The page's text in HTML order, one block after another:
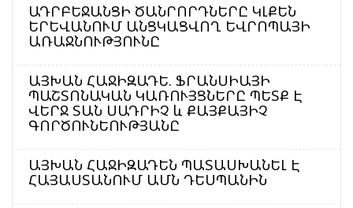
ԱԴՐԲԵՋԱՆՑԻ ԾԱՆՐՈՐԴՆԵՐԸ ԿԼՔԵՆ
ԵՐԵՎԱՆՈՒՄ ԱՆՑԿԱՑՎՈՂ ԵՎՐՈՊԱՅԻ
ԱՌԱՋՆՈՒԹՅՈՒՆԸ
ԱՅԽԱՆ ՀԱՋԻԶԱԴԵ. ՖՐԱՆՍԻԱՅԻ
ՊԱՇՏՈՆԱԿԱՆ ԿԱՌՈՒՅՑՆԵՐԸ ՊԵՏՔ Է
ՎԵՐՋ ՏԱՆ ՍԱԴՐԻՉ և ՔԱՅՔԱՅԻՉ
ԳՈՐԾՈՒՆԵՈՒԹՅԱՆԸ
ԱՅԽԱՆ ՀԱՋԻԶԱԴԵՆ ՊԱՏԱՍԽԱՆԵԼ Է
ՀԱՅԱՍՏԱՆՈՒՄ ԱՄՆ ԴԵՍՊԱՆԻՆ